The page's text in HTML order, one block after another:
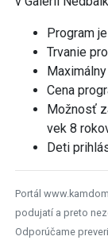
Program
Trvanie
Cena
Možnosť
vek 8
Deti
Portál
podujatí a preto
Odporúčame